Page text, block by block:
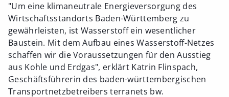
"Um eine klimaneutrale Energieversorgung des
Wirtschaftsstandorts Baden-Württemberg zu
gewährleisten, ist Wasserstoff ein wesentlicher
Baustein. Mit dem Aufbau eines Wasserstoff-Netzes
schaffen wir die Voraussetzungen für den Ausstieg
aus Kohle und Erdgas", erklärt Katrin Flinspach,
Geschäftsführerin des baden-württembergischen
Transportnetzbetreibers terranets bw.